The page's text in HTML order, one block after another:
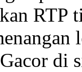
RTP
di